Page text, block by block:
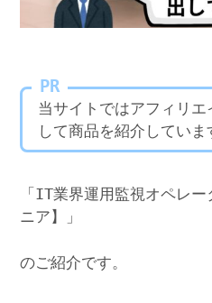
PR
当サイトではアフィリ
して商品を紹介していま
「IT業界運用監視オペレ
ニア】」
のご紹介です。